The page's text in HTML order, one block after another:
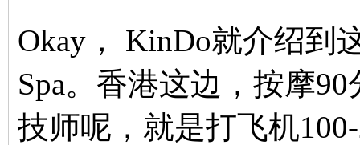
Okay， KinDo就介绍到
Spa。香港这边，按摩
技师呢，就是打飞机